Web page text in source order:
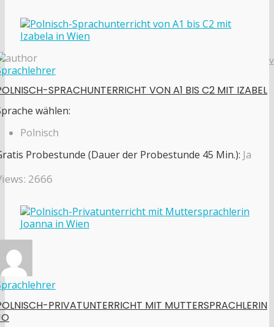
SPRACHUNTERRICHT VON A1 BIS C2 MIT IZABEL
wählen:
Polnisch
Probestunde (Dauer der Probestunde 45 Min.): Ja
2666
PRIVATUNTERRICHT MIT MUTTERSPRACHLERIN